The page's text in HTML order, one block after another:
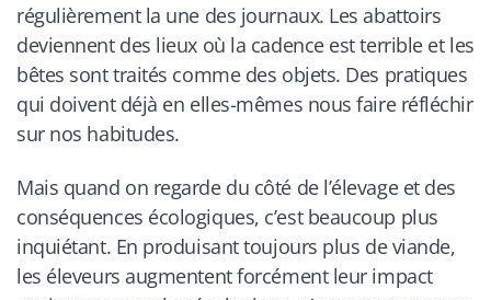
régulièrement la une des journaux. Les abattoirs
deviennent des lieux où la cadence est terrible et les
bêtes sont traités comme des objets. Des pratiques
qui doivent déjà en elles-mêmes nous faire réfléchir
sur nos habitudes.
Mais quand on regarde du côté de l’élevage et des
conséquences écologiques, c’est beaucoup plus
inquiétant. En produisant toujours plus de viande,
les éleveurs augmentent forcément leur impact